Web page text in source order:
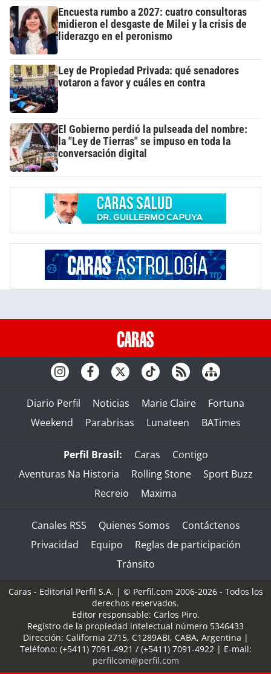
Encuesta rumbo a 2027: cuatro consultoras
midieron el desgaste de Milei y la crisis de
liderazgo en el peronismo
Ley de Propiedad Privada: qué senadores
votaron a favor y cuáles en contra
El Gobierno perdió la pulseada del nombre:
la "Ley de Tierras" se impuso en toda la
conversación digital
Diario Perfil Noticias Marie Claire
Fortuna
Weekend
Parabrisas Lunateen BATimes
Perfil Brasil: Caras
Contigo
Aventuras Na Historia
Rolling Stone
Sport Buzz
Recreio
Maxima
Canales RSS Quienes Somos
Contáctenos
Privacidad
Equipo
Reglas de participación
Tránsito
Caras - Editorial Perfil S.A. | © Perfil.com 2006-2026 - Todos los
derechos reservados.
Editor responsable: Carlos Piro.
Registro de la propiedad intelectual número 5346433
Dirección: California 2715, C1289ABI, CABA, Argentina |
Teléfono: (+5411) 7091-4921 / (+5411) 7091-4922| E-mail:
perfilcom@perfil.com